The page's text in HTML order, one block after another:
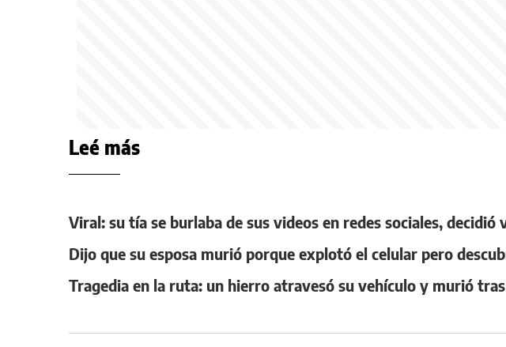
Leé más
Viral: su tía se burlaba de sus videos en redes sociales,
Dijo que su esposa murió porque explotó el celular pero
Tragedia en la ruta: un hierro atravesó su vehículo y murió